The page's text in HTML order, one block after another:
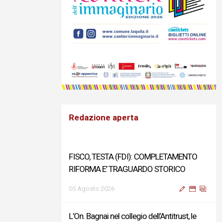
Redazione aperta
FISCO, TESTA (FDI): COMPLETAMENTO
RIFORMA E’ TRAGUARDO STORICO
05 Agosto 2026
L’On. Bagnai nel collegio dell’Antitrust, le